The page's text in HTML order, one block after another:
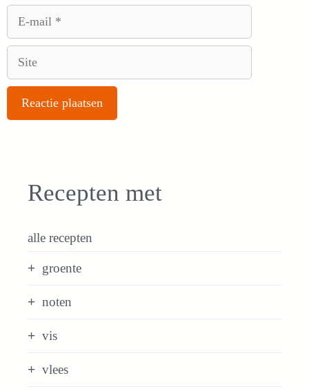
Recepten met
alle recepten
groente
noten
vis
vlees